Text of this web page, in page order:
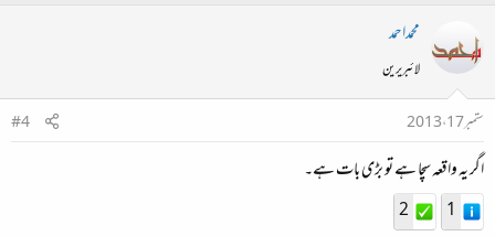
محمداحمد
لائبریرین
ستمبر 17، 2013
#4
اگر یہ واقعہ سچا ہے تو بڑی بات ہے۔
1
2